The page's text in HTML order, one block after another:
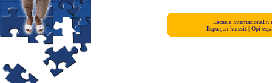
Escuela
Espanjankurssit| Opi